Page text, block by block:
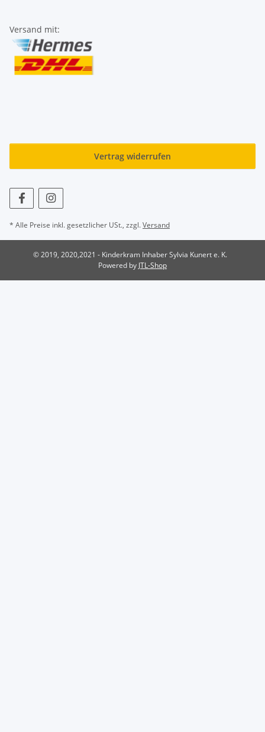
Versand mit:
Vertrag widerrufen
* Alle Preise inkl. gesetzlicher USt., zzgl.Versand
© 2019, 2020,2021 - Kinderkram Inhaber Sylvia Kunert e. K.
Powered by JTL-Shop